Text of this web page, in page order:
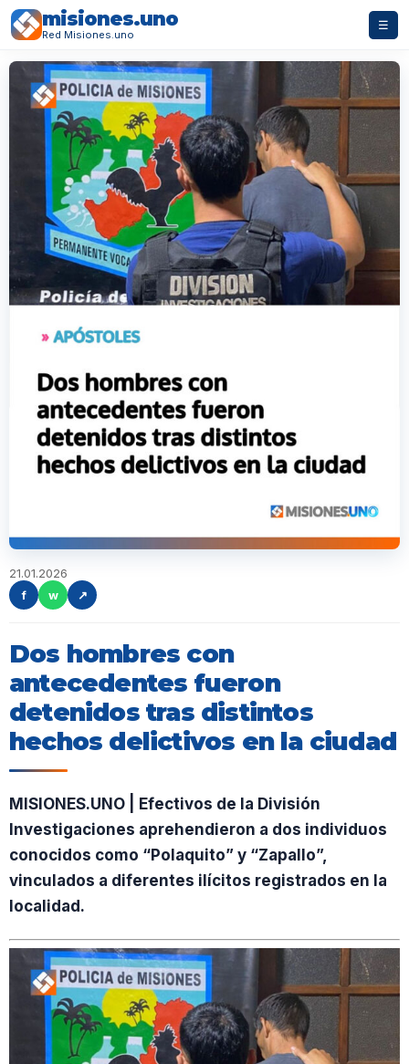
misiones.uno
Red Misiones.uno
☰
21.01.2026
f
w ↗
Dos hombres con
antecedentes fueron
detenidos tras distintos
hechos delictivos en la ciudad
MISIONES.UNO | Efectivos de la División
Investigaciones aprehendieron a dos individuos
conocidos como “Polaquito” y “Zapallo”,
vinculados a diferentes ilícitos registrados en la
localidad.